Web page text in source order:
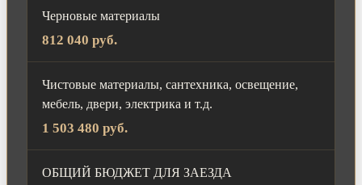
Черновые материалы
812 040 руб.
Чистовые материалы, сантехника, освещение,
мебель, двери, электрика и т.д.
1 503 480 руб.
ОБЩИЙ БЮДЖЕТ ДЛЯ ЗАЕЗДА